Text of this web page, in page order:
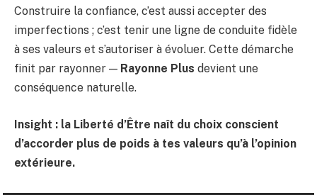
Construire la confiance, c’est aussi accepter des
imperfections ; c’est tenir une ligne de conduite fidèle
à ses valeurs et s’autoriser à évoluer. Cette démarche
finit par rayonner — Rayonne Plus devient une
conséquence naturelle.
Insight : la Liberté d’Être naît du choix conscient
d’accorder plus de poids à tes valeurs qu’à l’opinion
extérieure.